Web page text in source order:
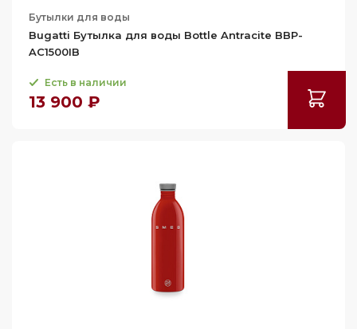
Бутылки для воды
Bugatti Бутылка для воды Bottle Antracite BBP-
AC1500IB
Есть в наличии
13 900 ₽